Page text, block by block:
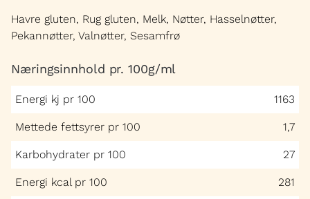
Havre gluten, Rug gluten, Melk, Nøtter, Hasselnøtter,
Pekannøtter, Valnøtter, Sesamfrø
Næringsinnhold pr. 100g/ml
Energi kj pr 100 1163
Mettede fettsyrer pr 100 1,7
Karbohydrater pr 100 27
Energi kcal pr 100 281